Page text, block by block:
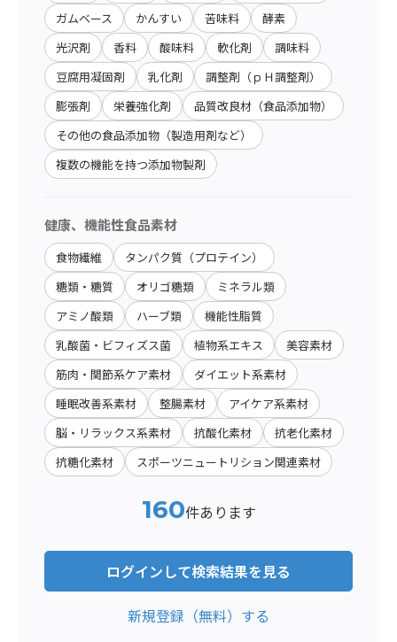
ガムベース かんすい 苦味料 酵素
光沢剤 香料 酸味料 軟化剤 調味料
豆腐用凝固剤 乳化剤 調整剤（ｐＨ調整剤）
膨張剤 栄養強化剤 品質改良材（食品添加物）
その他の食品添加物（製造用剤など）
複数の機能を持つ添加物製剤
健康、機能性食品素材
食物繊維 タンパク質（プロテイン）
糖類・糖質 オリゴ糖類 ミネラル類
アミノ酸類 ハーブ類 機能性脂質
乳酸菌・ビフィズス菌 植物系エキス 美容素材
筋肉・関節系ケア素材 ダイエット系素材
睡眠改善系素材 整腸素材 アイケア系素材
脳・リラックス系素材 抗酸化素材 抗老化素材
抗糖化素材 スポーツニュートリション関連素材
160件あります
ログインして検索結果を見る
新規登録（無料）する